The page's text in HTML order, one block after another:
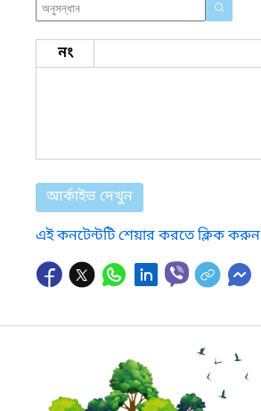
নং
আর্কাইভ দেখুন
এই কনটেন্টটি শেয়ার করতে ক্লিক করুন